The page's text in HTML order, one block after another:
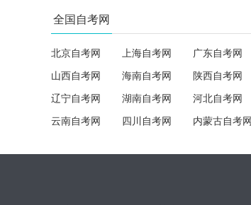
全国自考网
北京自考网 上海自考网 广东自考网
山西自考网 海南自考网 陕西自考网
辽宁自考网 湖南自考网 河北自考网
云南自考网 四川自考网 内蒙古自考网